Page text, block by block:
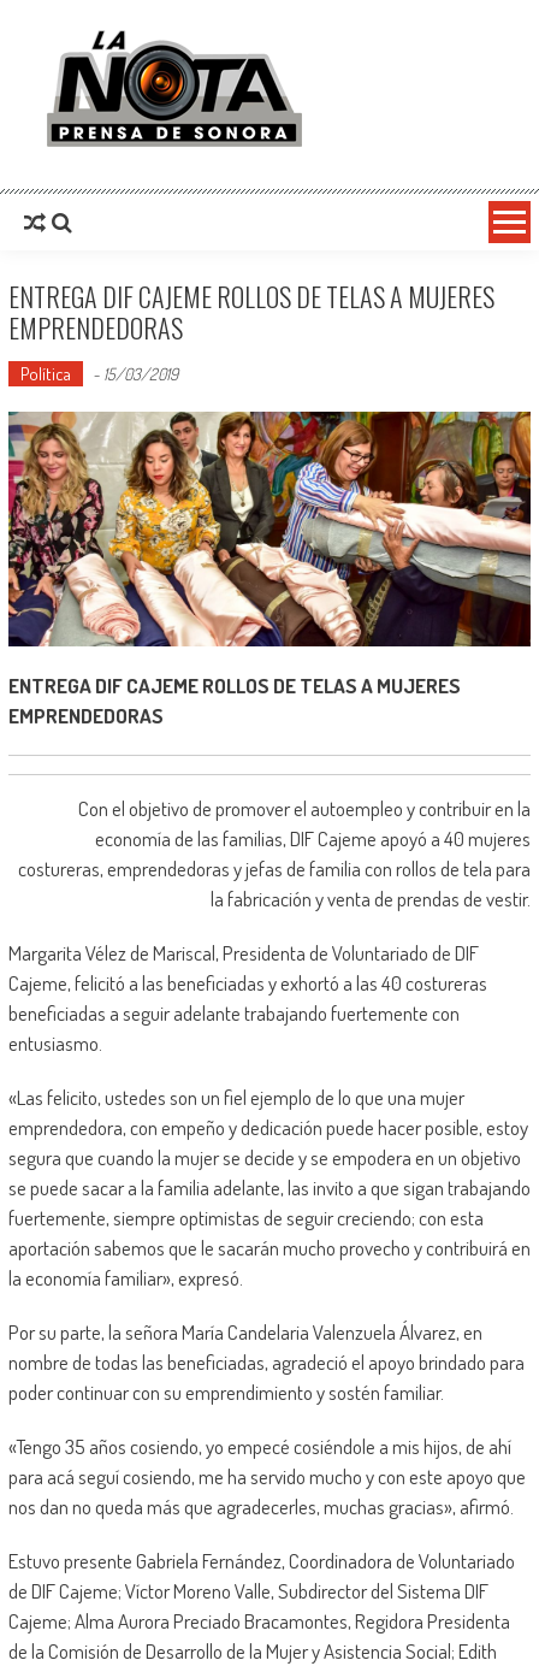
La Nota Prensa De Sonora
ENTREGA DIF CAJEME ROLLOS DE TELAS A MUJERES
EMPRENDEDORAS
Política - 15/03/2019
ENTREGA DIF CAJEME ROLLOS DE TELAS A MUJERES
EMPRENDEDORAS
Con el objetivo de promover el autoempleo y contribuir en la
economía de las familias, DIF Cajeme apoyó a 40 mujeres
costureras, emprendedoras y jefas de familia con rollos de tela para
la fabricación y venta de prendas de vestir.
Margarita Vélez de Mariscal, Presidenta de Voluntariado de DIF
Cajeme, felicitó a las beneficiadas y exhortó a las 40 costureras
beneficiadas a seguir adelante trabajando fuertemente con
entusiasmo.
«Las felicito, ustedes son un fiel ejemplo de lo que una mujer
emprendedora, con empeño y dedicación puede hacer posible, estoy
segura que cuando la mujer se decide y se empodera en un objetivo
se puede sacar a la familia adelante, las invito a que sigan trabajando
fuertemente, siempre optimistas de seguir creciendo; con esta
aportación sabemos que le sacarán mucho provecho y contribuirá en
la economía familiar», expresó.
Por su parte, la señora María Candelaria Valenzuela Álvarez, en
nombre de todas las beneficiadas, agradeció el apoyo brindado para
poder continuar con su emprendimiento y sostén familiar.
«Tengo 35 años cosiendo, yo empecé cosiéndole a mis hijos, de ahí
para acá seguí cosiendo, me ha servido mucho y con este apoyo que
nos dan no queda más que agradecerles, muchas gracias», afirmó.
Estuvo presente Gabriela Fernández, Coordinadora de Voluntariado
de DIF Cajeme; Víctor Moreno Valle, Subdirector del Sistema DIF
Cajeme; Alma Aurora Preciado Bracamontes, Regidora Presidenta
de la Comisión de Desarrollo de la Mujer y Asistencia Social; Edith